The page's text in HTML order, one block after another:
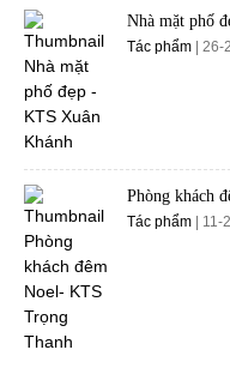
Nhà mặt phố
Tác phẩm | 26-
Phòng khách
Tác phẩm | 11-